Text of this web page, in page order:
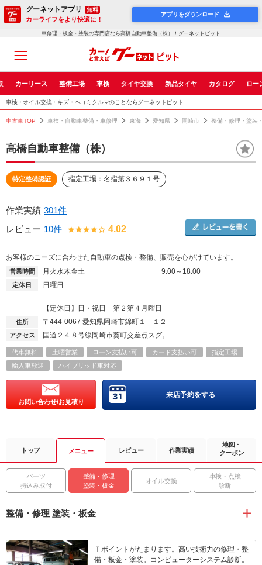
グーネットアプリ 無料
カーライフをより快適に！
アプリをダウンロード
車修理・板金・塗装の専門店なら高橋自動車整備（株）！グーネットピット
カーリース 整備工場 車検 タイヤ交換 新品タイヤ カタログ ロー
車検・オイル交換・キズ・ヘコミクルマのことならグーネットピット
中古車TOP 車検・自動車整備・車修理 東海 愛知県 岡崎市 整備・修理・塗装
高橋自動車整備（株）
特定整備認証 指定工場：名指第３６９１号
作業実績 301件
レビュー 10件 4.02
お客様のニーズに合わせた自動車の点検・整備、販売を心がけています。
営業時間 月火水木金土 9:00～18:00
定休日 日曜日
【定休日】日・祝日 第２第４月曜日
住所 〒444-0067 愛知県岡崎市錦町１－１２
アクセス 国道２４８号線岡崎市葵町交差点スグ。
代車無料 土曜営業 ローン支払い可 カード支払い可
指定工場
輸入車歓迎
ハイブリッド車対応
お問い合わせ/お見積り
来店予約をする
トップ メニュー レビュー 作業実績
地図・
クーポン
パーツ
持込み取付
整備・修理
塗装・板金
オイル交換
車検・点検
診断
整備・修理 塗装・板金
Ｔポイントがたまります。高い技術力の修理・整
備・板金・塗装。コンピューターシステム診断。